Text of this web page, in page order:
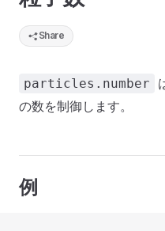
Share
particles.number
の数を制御します。
例